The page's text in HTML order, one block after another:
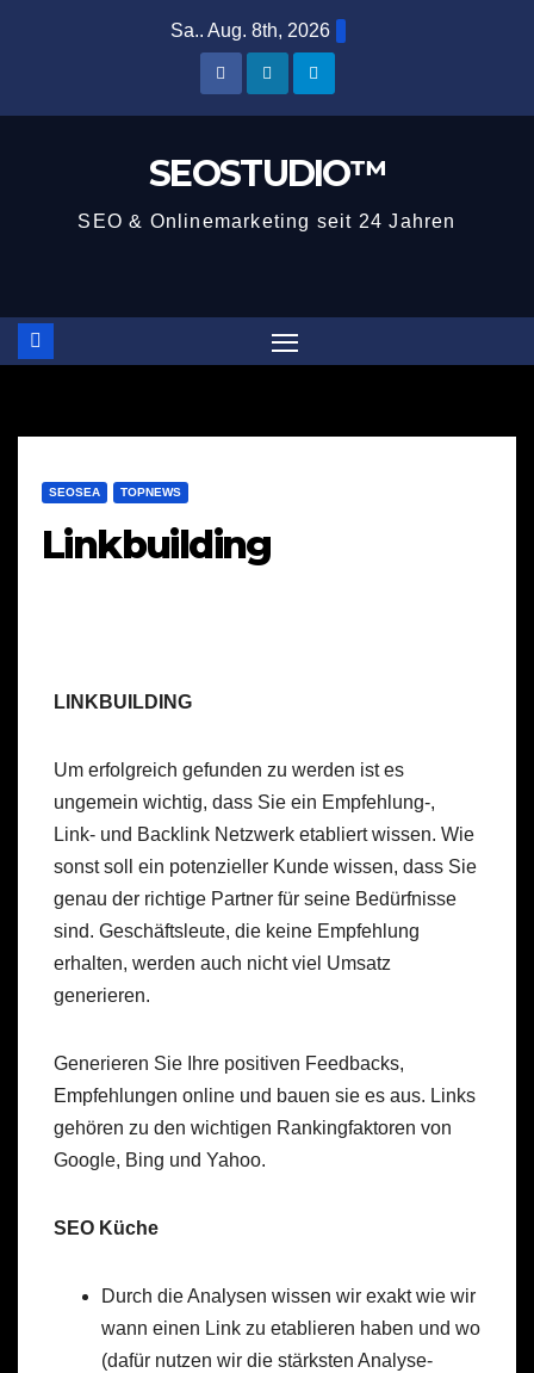
Sa.. Aug. 8th, 2026
SEOSTUDIO™
SEO & Onlinemarketing seit 24 Jahren
SEOSEA TOPNEWS
Linkbuilding
LINKBUILDING
Um erfolgreich gefunden zu werden ist es
ungemein wichtig, dass Sie ein Empfehlung-,
Link- und Backlink Netzwerk etabliert wissen. Wie
sonst soll ein potenzieller Kunde wissen, dass Sie
genau der richtige Partner für seine Bedürfnisse
sind. Geschäftsleute, die keine Empfehlung
erhalten, werden auch nicht viel Umsatz
generieren.
Generieren Sie Ihre positiven Feedbacks,
Empfehlungen online und bauen sie es aus. Links
gehören zu den wichtigen Rankingfaktoren von
Google, Bing und Yahoo.
SEO Küche
Durch die Analysen wissen wir exakt wie wir
wann einen Link zu etablieren haben und wo
(dafür nutzen wir die stärksten Analyse-